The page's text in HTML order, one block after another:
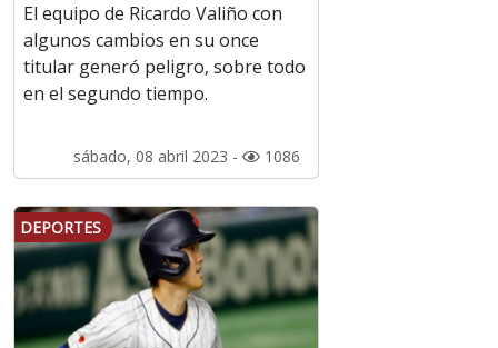
El equipo de Ricardo Valiño con
algunos cambios en su once
titular generó peligro, sobre todo
en el segundo tiempo.
sábado, 08 abril 2023 - 1086
DEPORTES